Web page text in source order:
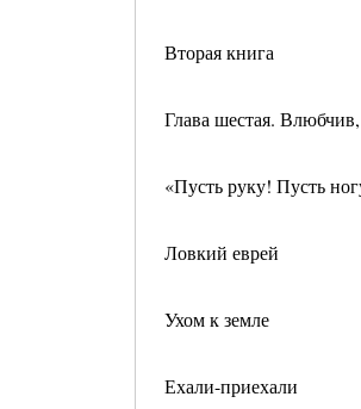
Вторая книга
Глава шестая.
«Пусть руку! Пусть
Ловкий еврей
Ухом к земле
Ехали-приехали